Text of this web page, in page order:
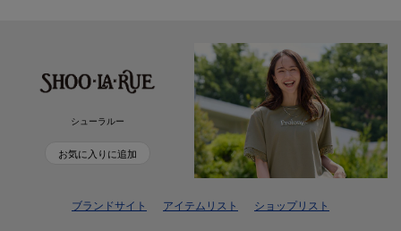
シューラルー
お気に入りに追加
ブランドサイト アイテムリスト ショップリスト